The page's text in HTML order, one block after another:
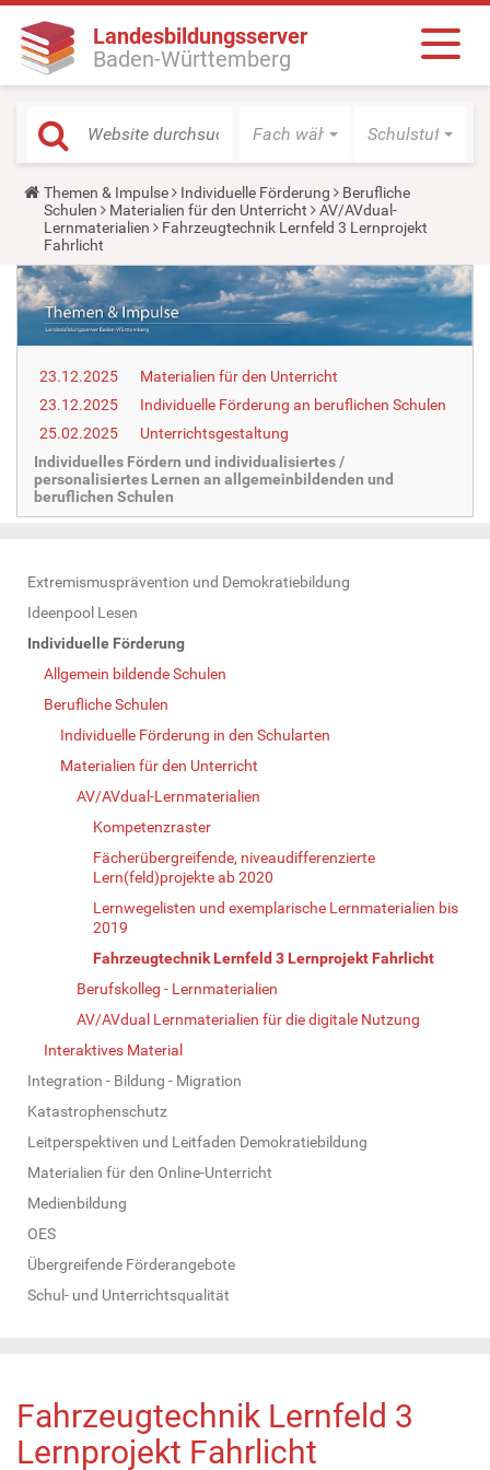
Landesbildungsserver
Baden-Württemberg
Fach wählen Schulstufe
Y
o
u
a
r
e
h
e
r
e
Themen & Impulse Individuelle Förderung
Berufliche
Schulen
Materialien für den Unterricht
AV/AVdual-
Lernmaterialien
Fahrzeugtechnik Lernfeld 3 Lernprojekt
Fahrlicht
23.12.2025
Materialien für den Unterricht
23.12.2025
Individuelle Förderung an beruflichen Schulen
25.02.2025
Unterrichtsgestaltung
Individuelles Fördern und individualisiertes /
personalisiertes Lernen an allgemeinbildenden und
beruflichen Schulen
N
a
v
Extremismusprävention und Demokratiebildung
Ideenpool Lesen
Individuelle Förderung
Allgemein bildende Schulen
Berufliche Schulen
Individuelle Förderung in den Schularten
Materialien für den Unterricht
AV/AVdual-Lernmaterialien
Kompetenzraster
Fächerübergreifende, niveaudifferenzierte
Lern(feld)projekte ab 2020
Lernwegelisten und exemplarische Lernmaterialien bis
2019
Fahrzeugtechnik Lernfeld 3 Lernprojekt Fahrlicht
Berufskolleg - Lernmaterialien
AV/AVdual Lernmaterialien für die digitale Nutzung
Interaktives Material
Integration - Bildung - Migration
Katastrophenschutz
Leitperspektiven und Leitfaden Demokratiebildung
Materialien für den Online-Unterricht
Medienbildung
OES
Übergreifende Förderangebote
Schul- und Unterrichtsqualität
Fahrzeugtechnik Lernfeld 3
Lernprojekt Fahrlicht